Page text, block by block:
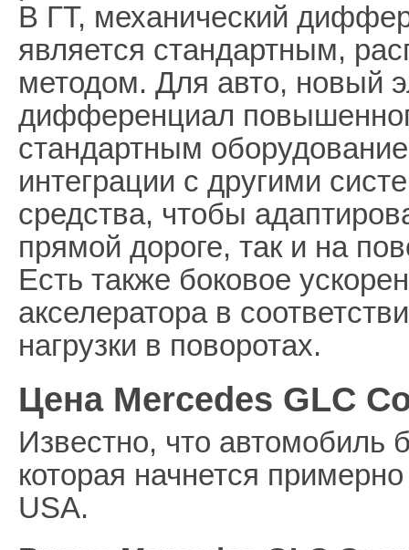
В ГТ, механический
является стандартным,
методом. Для авто, новый
дифференциал
стандартным
интеграции с другими
средства, чтобы
прямой дороге, так и на
Есть также боковое
акселератора в
нагрузки в поворотах.
Цена Mercedes GLC
Известно, что автомобиль
которая начнется
USA.